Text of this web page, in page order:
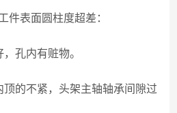
表面圆柱度超差：
孔内有赃物。
的不紧，头架主轴轴承间隙过